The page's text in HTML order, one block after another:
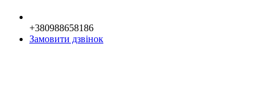
+380988658186
Замовити дзвінок